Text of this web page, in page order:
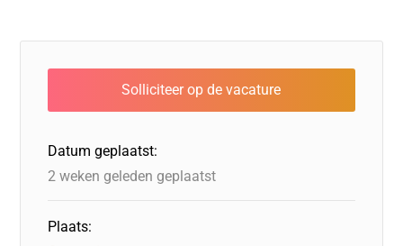
e
b
o
o
k
e
dI
n
o
d
o
n
a
d
s
s
A
p
l
Datum geplaatst:
2 weken geleden geplaatst
Plaats: